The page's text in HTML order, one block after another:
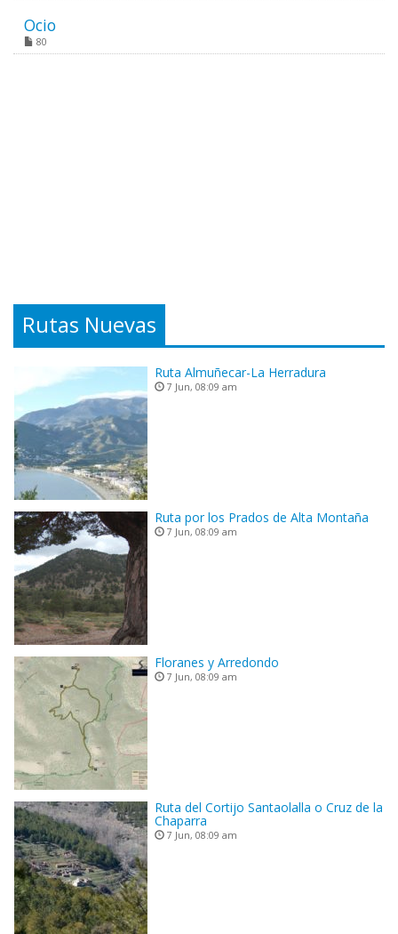
Ocio
80
Rutas Nuevas
Ruta Almuñecar-La Herradura
7 Jun, 08:09 am
Ruta por los Prados de Alta Montaña
7 Jun, 08:09 am
Floranes y Arredondo
7 Jun, 08:09 am
Ruta del Cortijo Santaolalla o Cruz de la
Chaparra
7 Jun, 08:09 am